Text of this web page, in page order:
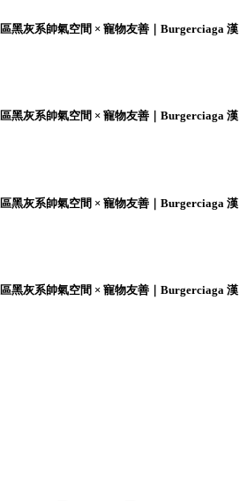
黑灰系帥氣空間 × 寵物友善｜Burgerciaga 漢
黑灰系帥氣空間 × 寵物友善｜Burgerciaga 漢
黑灰系帥氣空間 × 寵物友善｜Burgerciaga 漢
黑灰系帥氣空間 × 寵物友善｜Burgerciaga 漢